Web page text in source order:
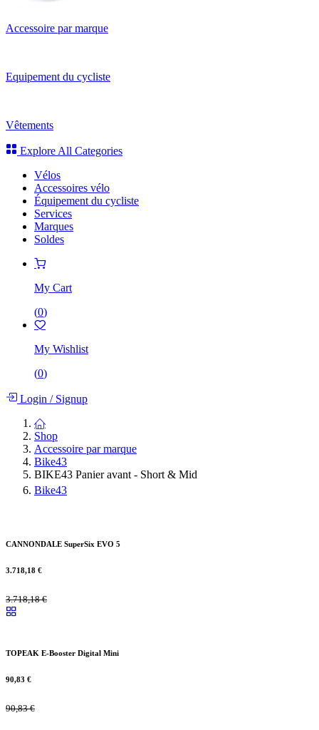
Accessoire par marque
Equipement du cycliste
Vêtements
Explore All Categories
Vélos
Accessoires vélo
Équipement du cycliste
Services
Marques
Soldes
My Cart
(0)
My Wishlist
(0)
Login /Signup
Shop
Accessoire par marque
Bike43
BIKE43 Panier avant - Short & Mid
Bike43
CANNONDALE SuperSix EVO 5
3.718,18 €
3.718,18€
TOPEAK E-Booster Digital Mini
90,83 €
90,83€